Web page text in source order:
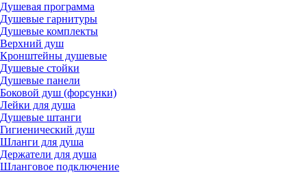
Душевая программа
Душевые гарнитуры
Душевые комплекты
Верхний душ
Кронштейны душевые
Душевые стойки
Душевые панели
Боковой душ (форсунки)
Лейки для душа
Душевые штанги
Гигиенический душ
Шланги для душа
Держатели для душа
Шланговое подключение